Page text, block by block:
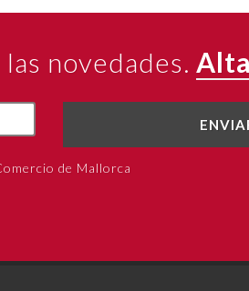
novedades. Alta
de Mallorca